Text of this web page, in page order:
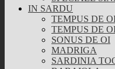
IN SARDU
TEMPUS DE
TEMPUS DE
SONUS DE OI
MADRIGA
SARDINIA